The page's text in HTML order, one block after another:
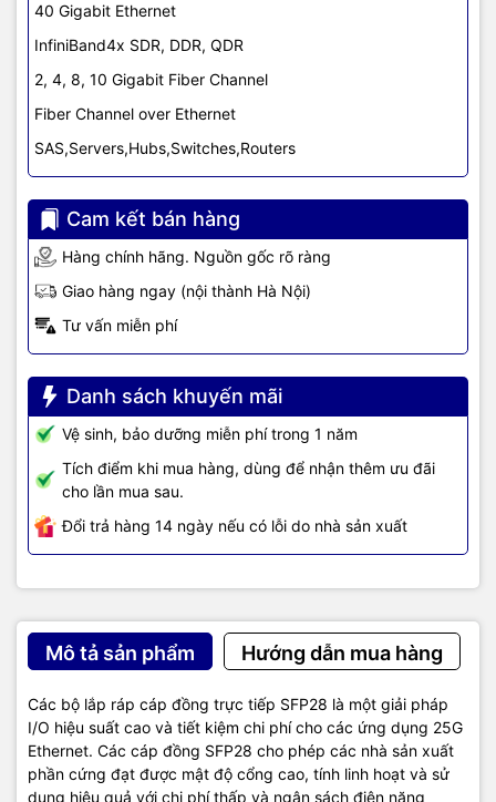
40 Gigabit Ethernet
InfiniBand4x SDR, DDR, QDR
2, 4, 8, 10 Gigabit Fiber Channel
Fiber Channel over Ethernet
SAS,Servers,Hubs,Switches,Routers
Cam kết bán hàng
Hàng chính hãng. Nguồn gốc rõ ràng
Giao hàng ngay (nội thành Hà Nội)
Tư vấn miễn phí
Danh sách khuyến mãi
Vệ sinh, bảo dưỡng miễn phí trong 1 năm
Tích điểm khi mua hàng, dùng để nhận thêm ưu đãi
cho lần mua sau.
Đổi trả hàng 14 ngày nếu có lỗi do nhà sản xuất
Mô tả sản phẩm Hướng dẫn mua hàng
Các bộ lắp ráp cáp đồng trực tiếp SFP28 là một giải pháp
I/O hiệu suất cao và tiết kiệm chi phí cho các ứng dụng 25G
Ethernet. Các cáp đồng SFP28 cho phép các nhà sản xuất
phần cứng đạt được mật độ cổng cao, tính linh hoạt và sử
dụng hiệu quả với chi phí thấp và ngân sách điện năng